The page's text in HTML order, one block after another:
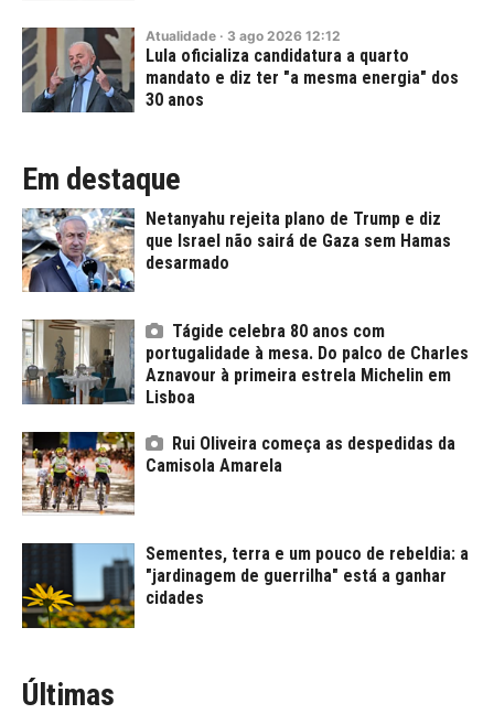
Atualidade · 3 ago 2026 12:12
Lula oficializa candidatura a quarto
mandato e diz ter "a mesma energia" dos
30 anos
Em destaque
Netanyahu rejeita plano de Trump e diz
que Israel não sairá de Gaza sem Hamas
desarmado
Tágide celebra 80 anos com
portugalidade à mesa. Do palco de Charles
Aznavour à primeira estrela Michelin em
Lisboa
Rui Oliveira começa as despedidas da
Camisola Amarela
Sementes, terra e um pouco de rebeldia: a
"jardinagem de guerrilha" está a ganhar
cidades
Últimas